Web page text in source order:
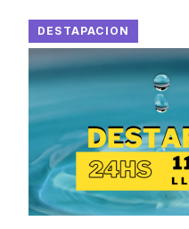
DESTAPACION